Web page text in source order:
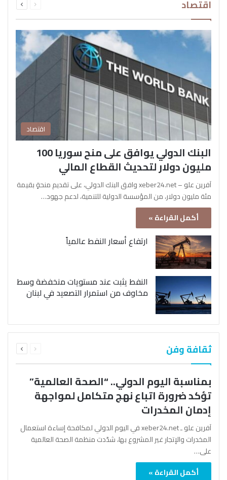
اقتصاد الصفحةالصفحة
اقتصاد
البنك الدولي يوافق على منح سوريا 100
مليون دولار لتحديث القطاع المالي
آفرين علو – xeber24.net وافق البنك الدولي، على تقديم منحةٍ بقيمة
مئة مليون دولار، من المؤسسة الدولية للتنمية، لدعم جهود…
أكمل القراءة »
ارتفاع أسعار النفط عالمياً
النفط يثبت عند مستويات منخفضة وسط
مخاوف من استمرار التصعيد في لبنان
ثقافة وفن الصفحةالصفحة
بمناسبة اليوم الدولي.. “الصحة العالمية”
تؤكد ضرورة اتباع نهج متكامل لمواجهة
إدمان المخدرات
آفرين علو ـ xeber24.net في اليوم الدولي لمكافحة إساءة استعمال
المخدرات والإتجار غير المشروع بها، شدّدت منظمة الصحة العالمية
على…
أكمل القراءة »